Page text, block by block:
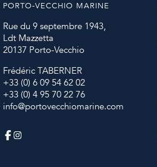
PORTO-VECCHIO MARINE
Rue du 9 septembre 1943,
Ldt Mazzetta
20137 Porto-Vecchio
Frédéric TABERNER
+33 (0) 6 09 54 62 02
+33 (0) 4 95 70 22 76
info@portovecchiomarine.com